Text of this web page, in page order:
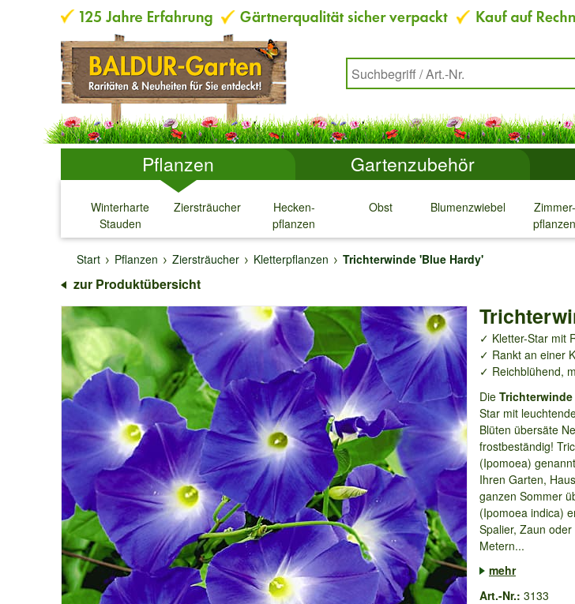
Pflanzen Gartenzubehör
Winterharte
Stauden
↓
Ziersträucher
↓
Hecken-
pflanzen
↓
Obst
↓
Blumenzwiebeln
↓
Zimmer-
pflanzen
↓
Start
Pflanzen Ziersträucher Kletterpflanzen Trichterwinde 'Blue Hardy'
zur Produktübersicht
✓ Kletter-Star mit
✓ Rankt an einer
✓ Reichblühend,
Die
Star mit
Blüten übersäte
frostbeständig!
(Ipomoea)
Ihren Garten,
ganzen Sommer
(Ipomoea indica)
Spalier, Zaun
Metern...
mehr
Art.-Nr.: 3133